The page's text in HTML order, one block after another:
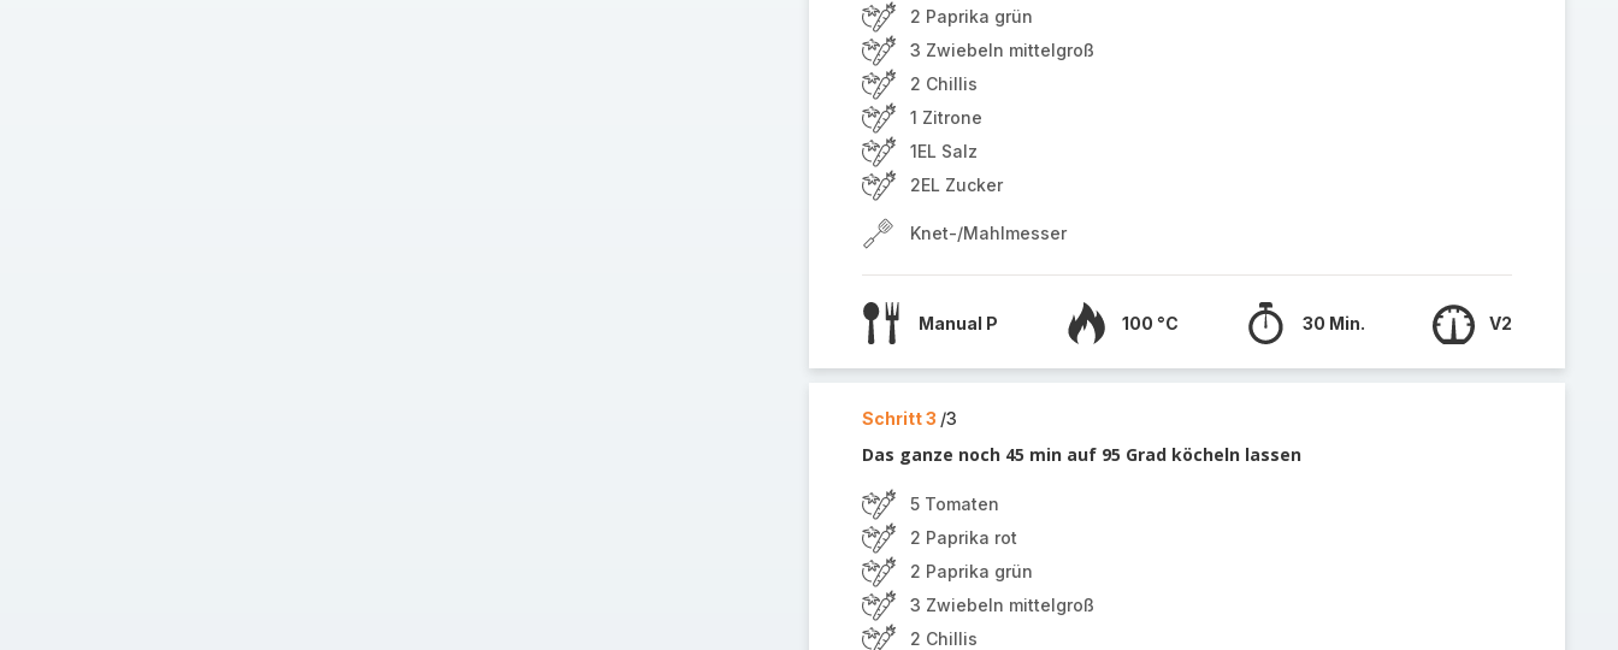
2 Paprika grün
3 Zwiebeln mittelgroß
2 Chillis
1 Zitrone
1EL Salz
2EL Zucker
Knet-/Mahlmesser
Manual P 100 °C 30 Min. V2
Schritt 3 /3
Das ganze noch 45 min auf 95 Grad köcheln lassen
5 Tomaten
2 Paprika rot
2 Paprika grün
3 Zwiebeln mittelgroß
2 Chillis